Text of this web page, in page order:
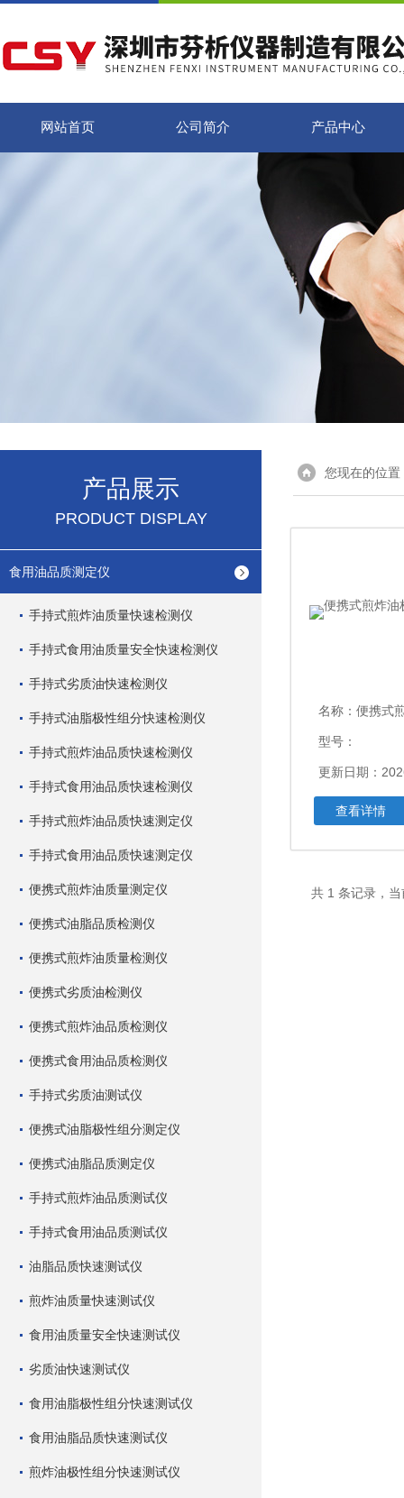
网站首页 公司简介 产品中心
产品展示
PRODUCT DISPLAY
食用油品质测定仪
手持式煎炸油质量快速检测仪
手持式食用油质量安全快速检测仪
手持式劣质油快速检测仪
手持式油脂极性组分快速检测仪
手持式煎炸油品质快速检测仪
手持式食用油品质快速检测仪
手持式煎炸油品质快速测定仪
手持式食用油品质快速测定仪
便携式煎炸油质量测定仪
便携式油脂品质检测仪
便携式煎炸油质量检测仪
便携式劣质油检测仪
便携式煎炸油品质检测仪
便携式食用油品质检测仪
手持式劣质油测试仪
便携式油脂极性组分测定仪
便携式油脂品质测定仪
手持式煎炸油品质测试仪
手持式食用油品质测试仪
油脂品质快速测试仪
煎炸油质量快速测试仪
食用油质量安全快速测试仪
劣质油快速测试仪
食用油脂极性组分快速测试仪
食用油脂品质快速测试仪
煎炸油极性组分快速测试仪
您现在的位置
名称： 便携式煎
型号：
更新日期：
查看详情
共 1 条记录，